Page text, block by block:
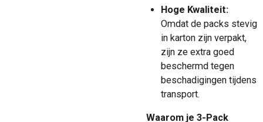
Hoge Kwaliteit:
Omdat de packs stevig
in karton zijn verpakt,
zijn ze extra goed
beschermd tegen
beschadigingen tijdens
transport.
Waarom je 3-Pack